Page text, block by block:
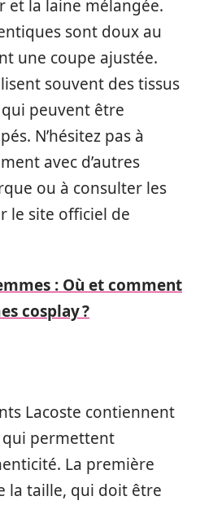
et la laine mélangée.
sont doux au
une coupe ajustée.
souvent des tissus
peuvent être
N’hésitez pas à
avec d’autres
ou à consulter les
le site officiel de
: Où et comment
cosplay ?
Lacoste contiennent
permettent
La première
la taille, qui doit être